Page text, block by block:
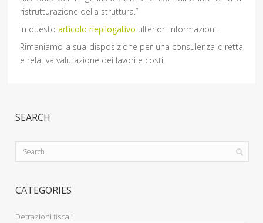
ristrutturazione della struttura.”
In questo articolo riepilogativo ulteriori informazioni.
Rimaniamo a sua disposizione per una consulenza diretta
e relativa valutazione dei lavori e costi.
SEARCH
CATEGORIES
Detrazioni fiscali